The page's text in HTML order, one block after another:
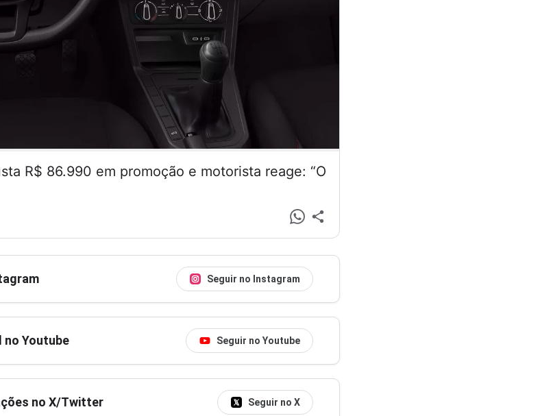
R$ 86.990 em promoção e motorista reage: “O
Seguir no Instagram
no Youtube Seguir no Youtube
no X/Twitter Seguir no X